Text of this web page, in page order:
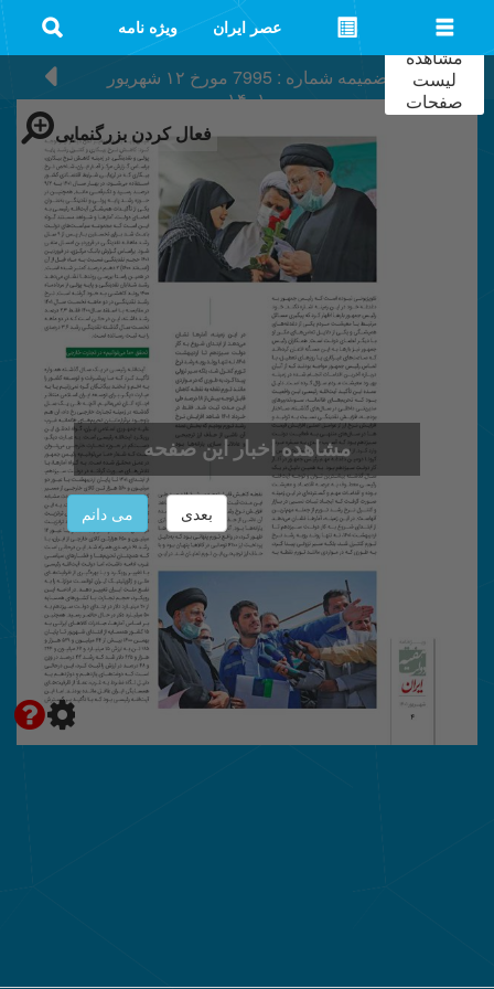
عصر ایران ویژه نامه
ضمیمه شماره : 7995 مورخ
۱۲ شهریور
۱۴۰۱
فعال کردن بزرگنمایی
مشاهده اخبار این صفحه
مشاهده
لیست
صفحات
بعدی می دانم